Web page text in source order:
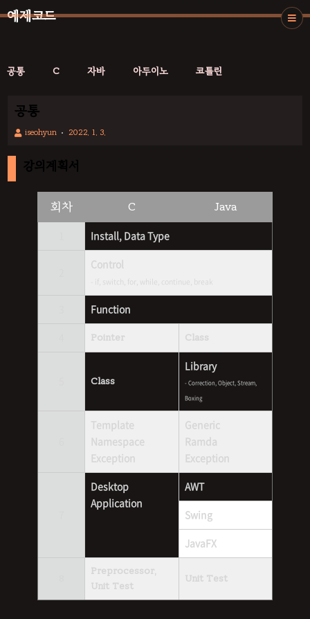
예제코드
공통 C 자바 아두이노 코틀린
공통
iseohyun 2022. 1. 3.
강의계획서
회차 C Java
Install, Data Type
Control
- if, switch, for, while, continue, break
Function
Pointer Class
Class
Library
- Correction, Object, Stream,
Boxing
Template
Namespace
Exception
Generic
Ramda
Exception
Desktop
Application
AWT
Swing
JavaFX
Preprocessor,
Unit Test
Unit Test